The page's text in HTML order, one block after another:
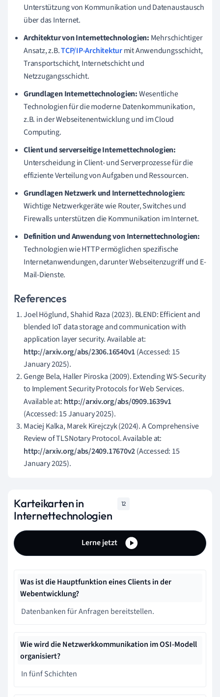
Unterstützung von Kommunikation und Datenaustausch
über das Internet.
Architektur von Internettechnologien: Mehrschichtiger
Ansatz, z.B.TCP/IP-Architekturmit Anwendungsschicht,
Transportschicht, Internetschicht und
Netzzugangsschicht.
Grundlagen Internettechnologien:Wesentliche
Technologien für die moderne Datenkommunikation,
z.B. in der Webseitenentwicklung und im Cloud
Computing.
Client und serverseitige Internettechnologien:
Unterscheidung in Client- und Serverprozesse für die
effiziente Verteilung von Aufgaben und Ressourcen.
Grundlagen Netzwerk und Internettechnologien:
Wichtige Netzwerkgeräte wie Router, Switches und
Firewalls unterstützen die Kommunikation im Internet.
Definition und Anwendung von Internettechnologien:
Technologien wie HTTP ermöglichen spezifische
Internetanwendungen, darunter Webseitenzugriff und E-
Mail-Dienste.
References
Joel Höglund, Shahid Raza (2023). BLEND: Efficient and
blended IoT data storage and communication with
application layer security. Available at:
http://arxiv.org/abs/2306.16540v1(Accessed: 15
January 2025).
Genge Bela, Haller Piroska (2009). Extending WS-Security
to Implement Security Protocols for Web Services.
Available at: http://arxiv.org/abs/0909.1639v1
(Accessed: 15 January 2025).
Maciej Kalka, Marek Kirejczyk (2024). A Comprehensive
Review of TLSNotary Protocol. Available at:
http://arxiv.org/abs/2409.17670v2(Accessed: 15
January 2025).
Karteikarten in
Internettechnologien
12
Lerne jetzt
Was ist die Hauptfunktion eines Clients in der
Webentwicklung?
Datenbanken für Anfragen bereitstellen.
Wie wird die Netzwerkkommunikation im OSI-Modell
organisiert?
In fünf Schichten